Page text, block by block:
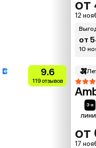
от
12
от
10
9.6
119 отзывов
от
17